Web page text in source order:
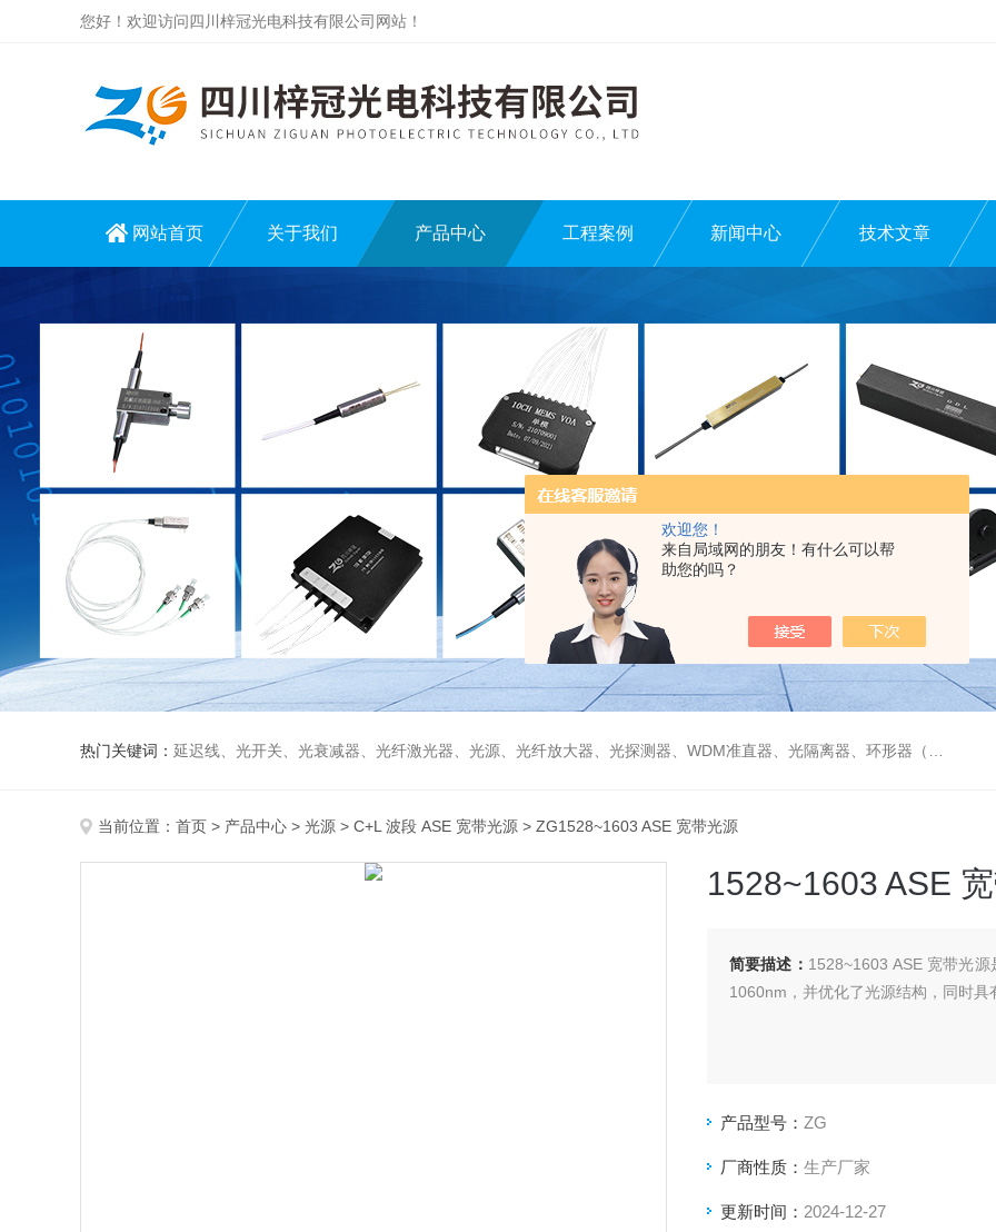
欢迎您！
来自局域网的朋友！有什么可以帮
助您的吗？
您好！欢迎访问四川梓冠光电科技有限公司网站！
网站首页 关于我们 产品中心 工程案例 新闻中心 技术文章
热门关键词： 延迟线、光开关、光衰减器、光纤激光器、光源、光纤放大器、光探测器、WDM准直器、光隔离器、环形器（三端口、四端口）、偏振分束器/合束器、起偏器、耦合器、单纤/双纤准直器、激光准直器、光纤反射镜、光纤旋转器、偏振控制器（三环、挤压式）、光栅、波分复用器（CWDM/DWDM）等
当前位置： 首页 > 产品中心 > 光源 > C+L 波段 ASE 宽带光源 > ZG1528~1603 ASE 宽带光源
1528~1603 ASE
简要描述： 1528~1603 ASE 宽带光
1060nm，并优化了光源结构，同时
产品型号： ZG
厂商性质： 生产厂家
更新时间： 2024-12-27